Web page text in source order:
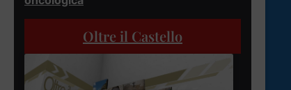
Oltre il Castello